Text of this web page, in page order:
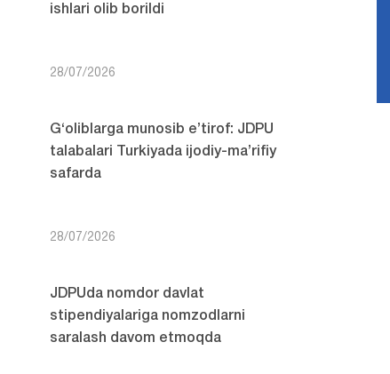
ishlari olib borildi
28/07/2026
G‘oliblarga munosib e’tirof: JDPU
talabalari Turkiyada ijodiy-ma’rifiy
safarda
28/07/2026
JDPUda nomdor davlat
stipendiyalariga nomzodlarni
saralash davom etmoqda